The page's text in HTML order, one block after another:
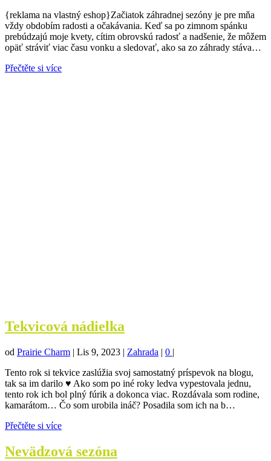
{reklama na vlastný eshop}Začiatok záhradnej sezóny je pre mňa
vždy obdobím radosti a očakávania. Keď sa po zimnom spánku
prebúdzajú moje kvety, cítim obrovskú radosť a nadšenie, že môžem
opäť stráviť viac času vonku a sledovať, ako sa zo záhrady stáva…
Přečtěte si více
Tekvicová nádielka
od Prairie Charm | Lis 9, 2023 | Zahrada | 0 |
Tento rok si tekvice zaslúžia svoj samostatný príspevok na blogu,
tak sa im darilo ♥ Ako som po iné roky ledva vypestovala jednu,
tento rok ich bol plný fúrik a dokonca viac. Rozdávala som rodine,
kamarátom… Čo som urobila ináč? Posadila som ich na b…
Přečtěte si více
Nevädzová sezóna